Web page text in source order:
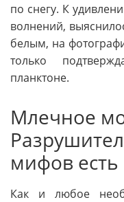
по снегу. К
волнений,
белым, на
только
планктоне.
Млечное
мифов есть
Как и любое